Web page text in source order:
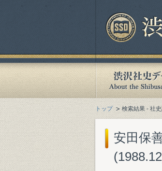
トップ 検索結果 - 社
安田保